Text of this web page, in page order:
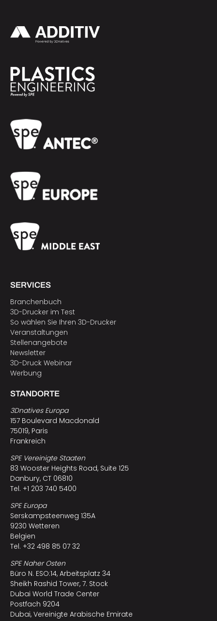
SERVICES
Branchenbuch
3D-Drucker im Test
So wählen Sie Ihren 3D-Drucker
Veranstaltungen
Stellenangebote
Newsletter
3D-Druck Webinar
Werbung
STANDORTE
3Dnatives Europa
157 Boulevard Macdonald
75019, Paris
Frankreich
SPE Vereinigte Staaten
83 Wooster Heights Road, Suite 125
Danbury, CT 06810
Tel. +1 203 740 5400
SPE Europa
Serskampsteenweg 135A
9230 Wetteren
Belgien
Tel. +32 498 85 07 32
SPE Naher Osten
Büro N. ESO:14, Arbeitsplatz 34
Sheikh Rashid Tower, 7. Stock
Dubai World Trade Center
Postfach 9204
Dubai, Vereinigte Arabische Emirate